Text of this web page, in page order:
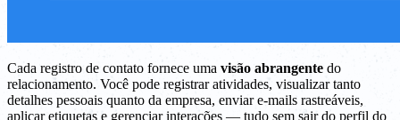
Cada registro de contato fornece uma visão abrangente do
relacionamento. Você pode registrar atividades, visualizar tanto
detalhes pessoais quanto da empresa, enviar e-mails rastreáveis,
aplicar etiquetas e gerenciar interações — tudo sem sair do perfil do